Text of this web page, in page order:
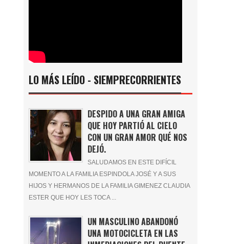
LO MÁS LEÍDO - SIEMPRECORRIENTES
DESPIDO A UNA GRAN AMIGA
QUE HOY PARTIÓ AL CIELO
CON UN GRAN AMOR QUÉ NOS
DEJÓ.
SALUDAMOS EN ESTE DIFÍCIL
MOMENTO A LA FAMILIA ESPINDOLA JOSÉ Y A SUS
HIJOS Y HERMANOS DE LA FAMILIA GIMENEZ CLAUDIA
ESTER QUE HOY LES TOCA ...
UN MASCULINO ABANDONÓ
UNA MOTOCICLETA EN LAS